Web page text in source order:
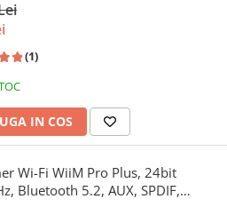
(1)
IN COS
Wi-Fi WiiM Pro Plus, 24bit
Bluetooth 5.2, AUX, SPDIF,